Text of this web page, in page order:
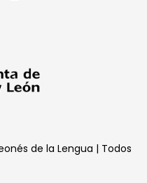
de la Lengua | Todos